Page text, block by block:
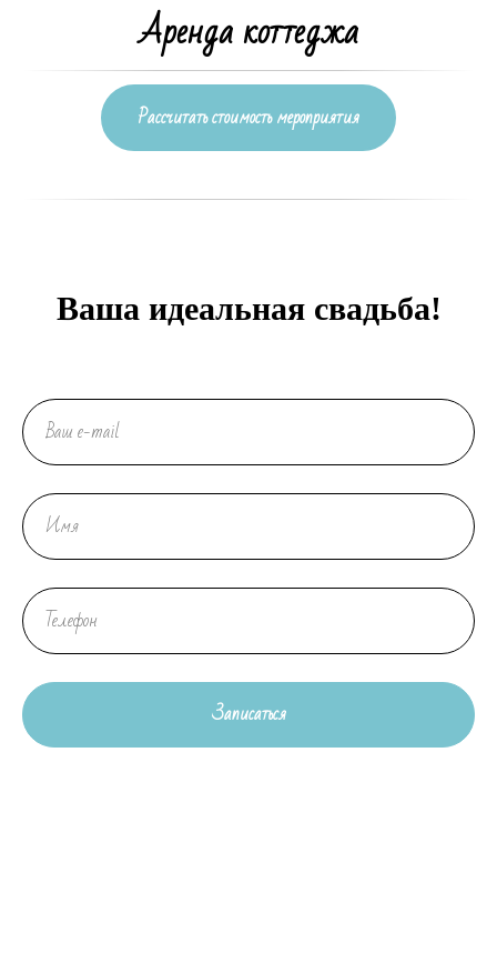
Аренда коттеджа
Рассчитать стоимость мероприятия
Ваша идеальная свадьба!
Записаться